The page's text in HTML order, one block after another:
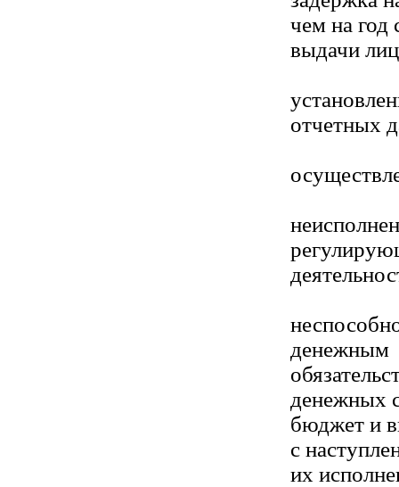
чем на год
выдачи
отчетных
денежным
денежных
бюджет и
с
их